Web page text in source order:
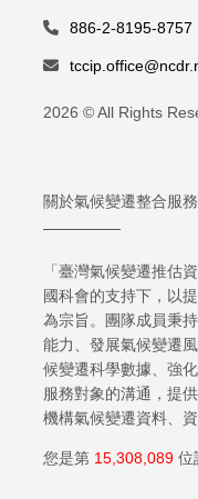
886-2-8195-8757
2026 © All Rights
關於氣候變遷整合服
「臺灣氣候變遷推估
國科會的支持下，以
為宗旨。團隊成員秉
能力、發展氣候變遷
候變遷科學數據、強
服務對象的溝通，提
機構氣候變遷資料、
您是第 15,308,089 位